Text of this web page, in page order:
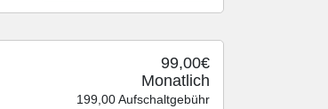
99,00€
Monatlich
199,00 Aufschaltgebühr